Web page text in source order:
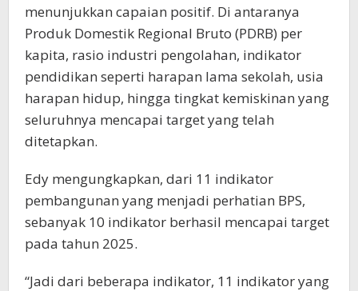
menunjukkan capaian positif. Di antaranya
Produk Domestik Regional Bruto (PDRB) per
kapita, rasio industri pengolahan, indikator
pendidikan seperti harapan lama sekolah, usia
harapan hidup, hingga tingkat kemiskinan yang
seluruhnya mencapai target yang telah
ditetapkan.
Edy mengungkapkan, dari 11 indikator
pembangunan yang menjadi perhatian BPS,
sebanyak 10 indikator berhasil mencapai target
pada tahun 2025.
“Jadi dari beberapa indikator, 11 indikator yang